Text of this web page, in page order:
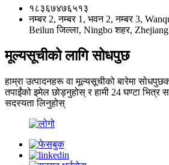
१८३६७४७६५१३
नम्बर 2, नम्बर 1, भवन 2, नम्बर 3,
Beilun जिल्ला, Ningbo शहर, Zhejiang
मूल्यसूचीको लागि सोधपुछ
हाम्रा उत्पादनहरू वा मूल्यसूचीको बारेमा
तपाईंको इमेल छोड्नुहोस् र हामी 24 घण्टा भित्र
सदस्यता लिनुहोस्